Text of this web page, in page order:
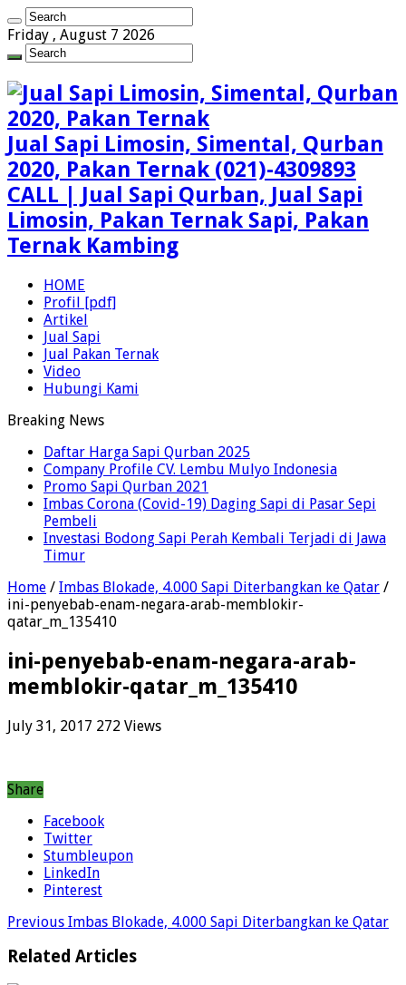
Friday , August 7 2026
Jual Sapi Limosin, Simental, Qurban
2020, Pakan Ternak (021)-4309893
CALL | Jual Sapi Qurban, Jual Sapi
Limosin, Pakan Ternak Sapi, Pakan
Ternak Kambing
HOME
Profil [pdf]
Artikel
Jual Sapi
Jual Pakan Ternak
Video
Hubungi Kami
Breaking News
Daftar Harga Sapi Qurban 2025
Company Profile CV. Lembu Mulyo Indonesia
Promo Sapi Qurban 2021
Imbas Corona (Covid-19) Daging Sapi di Pasar Sepi
Pembeli
Investasi Bodong Sapi Perah Kembali Terjadi di Jawa
Timur
Home / Imbas Blokade, 4.000 Sapi Diterbangkan ke Qatar /
ini-penyebab-enam-negara-arab-memblokir-
qatar_m_135410
ini-penyebab-enam-negara-arab-
memblokir-qatar_m_135410
July 31, 2017 272 Views
Share
Facebook
Twitter
Stumbleupon
LinkedIn
Pinterest
Previous Imbas Blokade, 4.000 Sapi Diterbangkan ke Qatar
Related Articles